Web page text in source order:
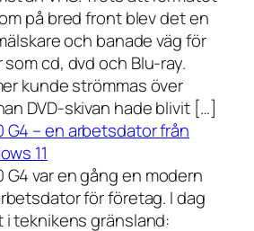
på bred front blev det en
och banade väg för
cd, dvd och Blu-ray.
kunde strömmas över
DVD-skivan hade blivit […]
G4 – en arbetsdator från
11
G4 var en gång en modern
för företag. I dag
i teknikens gränsland: